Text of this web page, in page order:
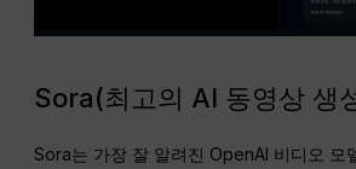
Sora(최고의 AI 동영상 생
Sora는 가장 잘 알려진 OpenAI 비디오 모